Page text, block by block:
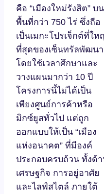
คือ “เมืองใหม่รังสิต” บน
พื้นที่กว่า 750 ไร่ ซึ่งถือ
เป็นเมกะโปรเจ็กต์ที่ให
ที่สุดของเซ็นทรัลพัฒนา
โดยใช้เวลาศึกษาและ
วางแผนมากว่า 10 ปี
โครงการนี้ไม่ได้เป็น
เพียงศูนย์การค้าหรือ
มิกซ์ยูสทั่วไป แต่ถูก
ออกแบบให้เป็น “เมือง
แห่งอนาคต” ที่มีองค์
ประกอบครบถ้วน ทั้งด้
เศรษฐกิจ การอยู่อาศัย
และไลฟ์สไตล์ ภายใต้